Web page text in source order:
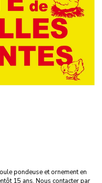
pondeuse et ornement en
15 ans. Nous contacter par